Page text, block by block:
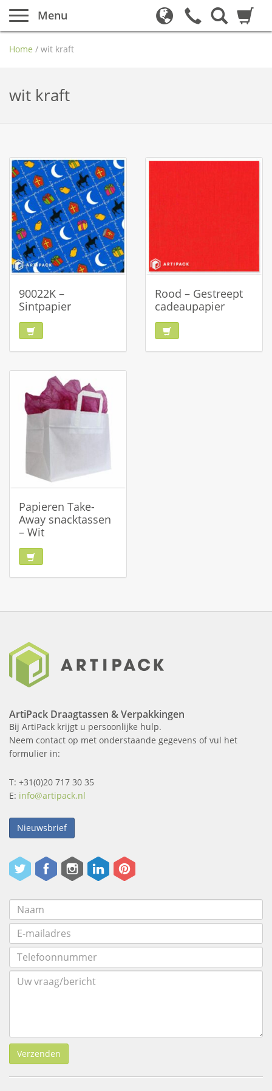
Menu
Home / wit kraft
wit kraft
90022K –
Sintpapier
Rood – Gestreept
cadeaupapier
Papieren Take-
Away snacktassen
– Wit
ArtiPack Draagtassen & Verpakkingen
Bij ArtiPack krijgt u persoonlijke hulp.
Neem contact op met onderstaande gegevens of vul het
formulier in:
T: +31(0)20 717 30 35
E: info@artipack.nl
Nieuwsbrief
Verzenden